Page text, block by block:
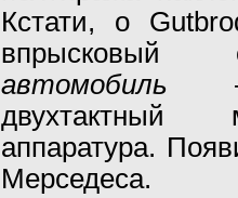
Кстати, о
впрысковый
автомобиль —
двухтактный
аппаратура.
Мерседеса.